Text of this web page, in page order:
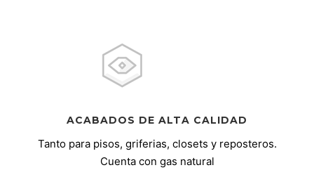
ACABADOS DE ALTA CALIDAD
Tanto para pisos, griferias, closets y reposteros.
Cuenta con gas natural